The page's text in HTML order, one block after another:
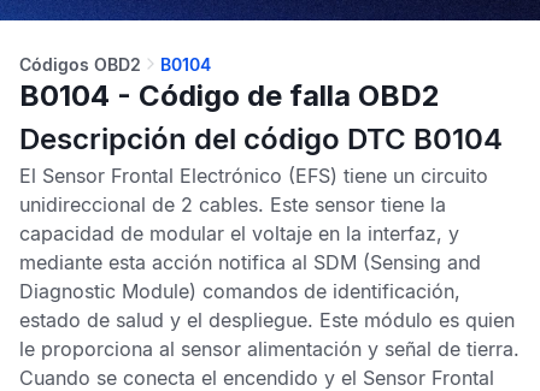
Códigos OBD2 B0104
B0104 - Código de falla OBD2
Descripción del código DTC B0104
El Sensor Frontal Electrónico (EFS) tiene un circuito
unidireccional de 2 cables. Este sensor tiene la
capacidad de modular el voltaje en la interfaz, y
mediante esta acción notifica al SDM (Sensing and
Diagnostic Module) comandos de identificación,
estado de salud y el despliegue. Este módulo es quien
le proporciona al sensor alimentación y señal de tierra.
Cuando se conecta el encendido y el Sensor Frontal